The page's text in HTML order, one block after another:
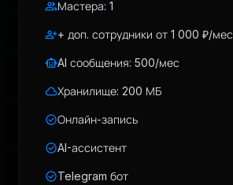
groupМастера: 1
person_add+ доп. сотрудники от 1 000 ₽/мес
smart_toyAI сообщения: 500/мес
cloudХранилище: 200 МБ
check_circleОнлайн-запись
check_circleAI-ассистент
check_circleTelegram бот